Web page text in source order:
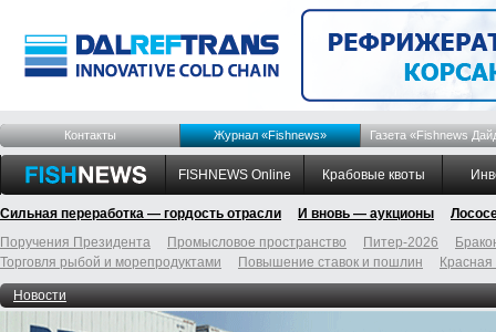
Контакты Журнал «Fishnews» Газета «Fishnews
FISHNEWS Online Крабовые квоты
Сильная переработка — гордость отрасли И вновь — аукционы
Поручения Президента
Промысловое пространство Питер-2026
Торговля рыбой и морепродуктами
Повышение ставок и пошлин
Новости